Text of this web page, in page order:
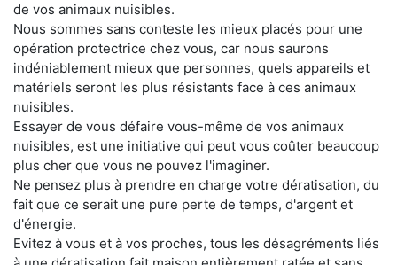
de vos animaux nuisibles.
Nous sommes sans conteste les mieux placés pour une
opération protectrice chez vous, car nous saurons
indéniablement mieux que personnes, quels appareils et
matériels seront les plus résistants face à ces animaux
nuisibles.
Essayer de vous défaire vous-même de vos animaux
nuisibles, est une initiative qui peut vous coûter beaucoup
plus cher que vous ne pouvez l'imaginer.
Ne pensez plus à prendre en charge votre dératisation, du
fait que ce serait une pure perte de temps, d'argent et
d'énergie.
Evitez à vous et à vos proches, tous les désagréments liés